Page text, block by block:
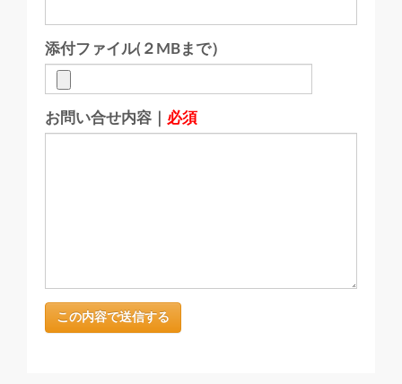
添付ファイル(２MBまで）
お問い合せ内容｜ 必須